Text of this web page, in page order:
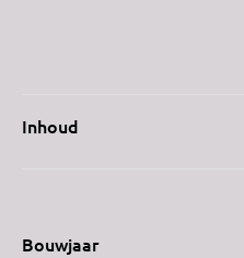
Inhoud
Bouwjaar